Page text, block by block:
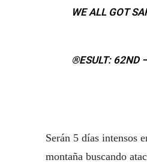
WE ALL GOT
®️ESULT: 62ND
Serán 5 días intensos
montaña buscando